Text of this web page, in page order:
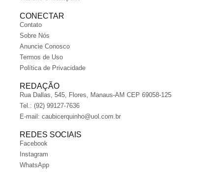
CONECTAR
Contato
Sobre Nós
Anuncie Conosco
Termos de Uso
Política de Privacidade
REDAÇÃO
Rua Dallas, 545, Flores, Manaus-AM CEP 69058-125
Tel.: (92) 99127-7636
E-mail: caubicerquinho@uol.com.br
REDES SOCIAIS
Facebook
Instagram
WhatsApp